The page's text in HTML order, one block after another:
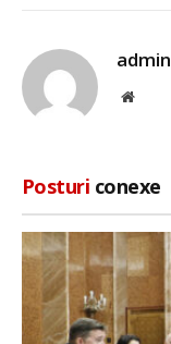
admin
Site
Posturi conexe